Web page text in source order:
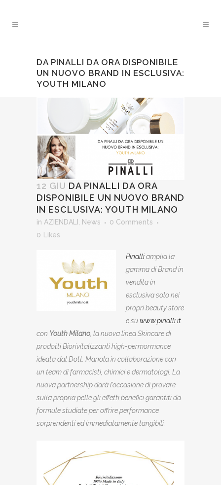
DA PINALLI DA ORA DISPONIBILE
UN NUOVO BRAND IN ESCLUSIVA:
YOUTH MILANO
12 GIU DA PINALLI DA ORA
DISPONIBILE UN NUOVO BRAND
IN ESCLUSIVA: YOUTH MILANO
in AZIENDALI News
0 Comments
0
Likes
Pinalliamplia la
gamma di Brand in
vendita in
esclusiva solo nei
propri beauty store
e suwww.pinalli.it
con Youth Milano , la nuova linea Skincare di
prodotti Biorivitalizzanti high-permormance
ideata dal Dott. Manola in collaborazione con
un team di farmacisti, chimici e dermatologi. La
nuova partnership darà l’occasione di provare
sulla propria pelle gli effetti benefici garantiti da
formule studiate per offrire performance
sorprendenti ed immediatamente tangibili.